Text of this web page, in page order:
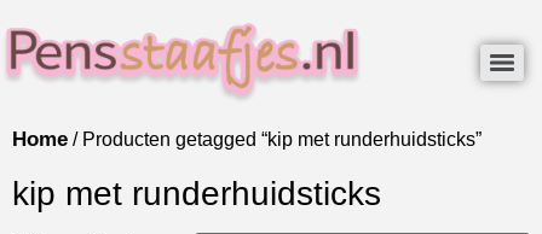
Home / Producten getagged “kip met runderhuidsticks”
kip met runderhuidsticks